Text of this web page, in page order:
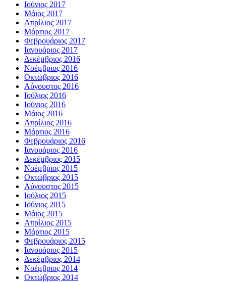
Ιούνιος 2017
Μάιος 2017
Απρίλιος 2017
Μάρτιος 2017
Φεβρουάριος 2017
Ιανουάριος 2017
Δεκέμβριος 2016
Νοέμβριος 2016
Οκτώβριος 2016
Αύγουστος 2016
Ιούλιος 2016
Ιούνιος 2016
Μάιος 2016
Απρίλιος 2016
Μάρτιος 2016
Φεβρουάριος 2016
Ιανουάριος 2016
Δεκέμβριος 2015
Νοέμβριος 2015
Οκτώβριος 2015
Αύγουστος 2015
Ιούλιος 2015
Ιούνιος 2015
Μάιος 2015
Απρίλιος 2015
Μάρτιος 2015
Φεβρουάριος 2015
Ιανουάριος 2015
Δεκέμβριος 2014
Νοέμβριος 2014
Οκτώβριος 2014